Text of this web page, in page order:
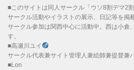
■このサイトは同人サークル「ウソ8割デマ2
サークル活動やイラストの展示、日記等を掲
サークル参加は関西中心に活動中。西は小倉
す。
■高瀬川ユイ
サークル代表兼サイト管理人兼絵師兼提督兼
■Lon